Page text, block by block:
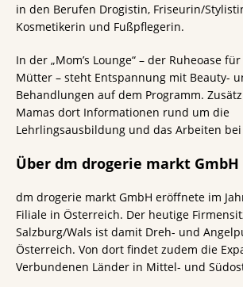
in den Berufen Drogistin, Friseurin/
Kosmetikerin und Fußpflegerin.
In der „Mom’s Lounge“ – der Ruheoase
Mütter – steht Entspannung mit Beauty-
Behandlungen auf dem Programm.
Mamas dort Informationen rund um die
Lehrlingsausbildung und das Arbeiten
Über dm drogerie markt GmbH
dm drogerie markt GmbH eröffnete im
Filiale in Österreich. Der heutige
Salzburg/Wals ist damit Dreh- und
Österreich. Von dort findet zudem die
Verbundenen Länder in Mittel- und